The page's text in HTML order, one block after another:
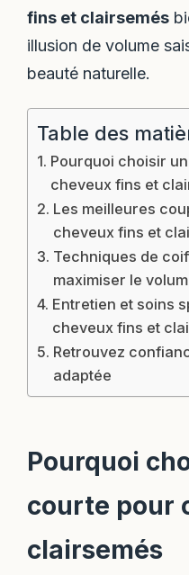
fins et clairsemés
illusion de volume
beauté naturelle.
Table des
Pourquoi choisir
cheveux fins et
Les meilleures
cheveux fins et
Techniques de
maximiser le
Entretien et soins
cheveux fins et
Retrouvez
adaptée
Pourquoi
courte pour
clairsemés